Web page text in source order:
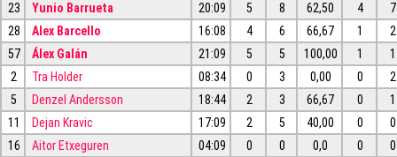
23
Yunio Barrueta 20:09 5 8 62,50 4
7
28
Alex Barcello 16:08 4 6 66,67 1
2
57
Álex Galán 21:09 5 5 100,00 1
1
2
Tra Holder 08:34 0 3 0,00 0
2
5
Denzel Andersson 18:44 2 3 66,67 0
1
11
Dejan Kravic 17:09 2 5 40,00 0
0
16
Aitor Etxeguren 04:09 0 0 0,0 0
0